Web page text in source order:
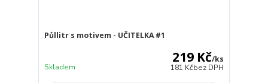
Půllitr s motivem - UČITELKA #1
219 Kč/ks
181 Kčbez DPH
Skladem